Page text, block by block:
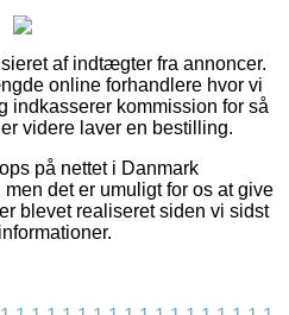
af indtægter fra annoncer.
online forhandlere hvor vi
indkasserer kommission for så
videre laver en bestilling.
på nettet i Danmark
det er umuligt for os at give
blevet realiseret siden vi sidst